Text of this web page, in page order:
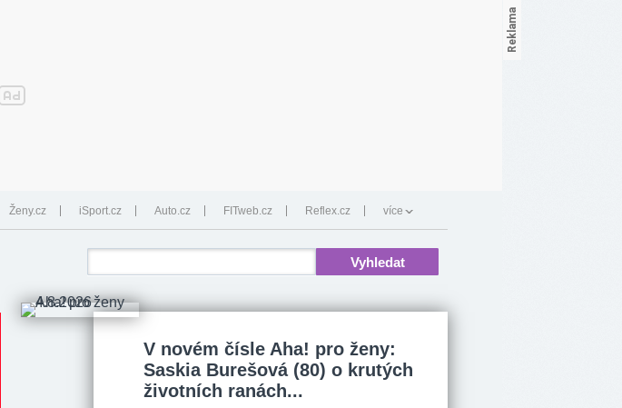
Ženy.cz iSport.cz Auto.cz FITweb.cz Reflex.cz více
V novém čísle Aha! pro ženy:
Saskia Burešová (80) o krutých
životních ranách...